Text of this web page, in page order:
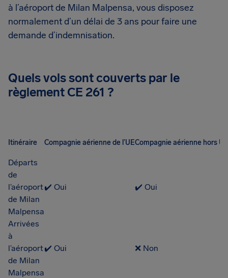
à l’aéroport de Milan Malpensa, vous disposez
normalement d’un délai de 3 ans pour faire une
demande d’indemnisation.
Quels vols sont couverts par le
règlement CE 261 ?
Itinéraire Compagnie aérienne de l’UECompagnie aérienne hors UE
Départs
de
l’aéroport
de Milan
Malpensa
✔️ Oui ✔️ Oui
Arrivées
à
l’aéroport
de Milan
Malpensa
✔️ Oui ❌ Non